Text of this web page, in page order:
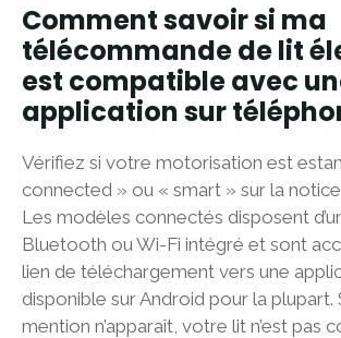
Comment savoir si ma
télécommande de lit
est compatible avec
application sur
Vérifiez si votre motorisation est
connected » ou « smart » sur la
Les modèles connectés disposent
Bluetooth ou Wi-Fi intégré et sont
lien de téléchargement vers une
disponible sur Android pour la plupart.
mention n’apparaît, votre lit n’est pas